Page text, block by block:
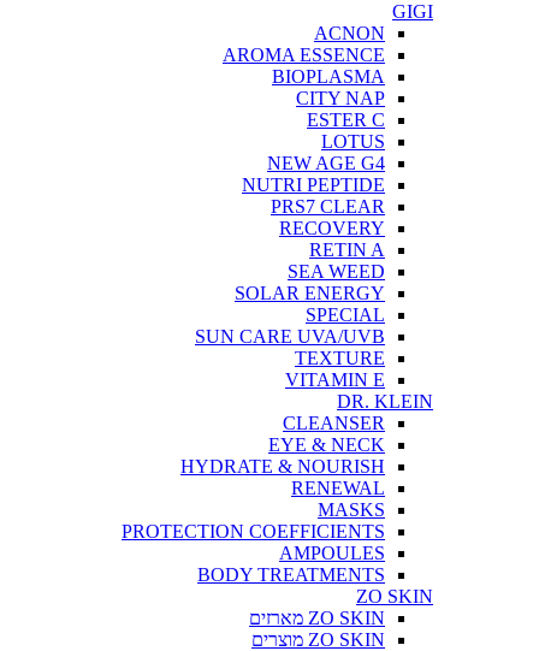
GIGI
ACNON
AROMA ESSENCE
BIOPLASMA
CITY NAP
ESTER C
LOTUS
NEW AGE G4
NUTRI PEPTIDE
PRS7 CLEAR
RECOVERY
RETIN A
SEA WEED
SOLAR ENERGY
SPECIAL
SUN CARE UVA/UVB
TEXTURE
VITAMIN E
DR. KLEIN
CLEANSER
EYE & NECK
HYDRATE & NOURISH
RENEWAL
MASKS
PROTECTION COEFFICIENTS
AMPOULES
BODY TREATMENTS
ZO SKIN
ZO SKIN מארזים
ZO SKIN מוצרים